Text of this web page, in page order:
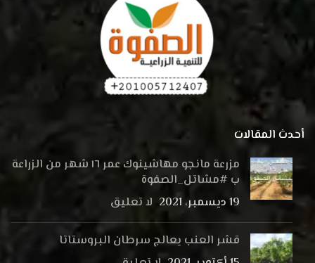
أحدث المقالات
مزرعة مانجو مهاشينوك عمر ١٦ شهر من الزراعة
ب #مشاتل_الصفوة
19 ديسمبر، 2021
لا تعليق
قشر العنب يعالج سرطان البروستاتا